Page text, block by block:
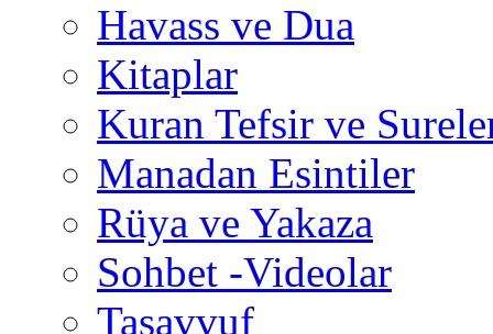
Havass ve Dua
Kitaplar
Kuran Tefsir ve
Manadan Esintiler
Rüya ve Yakaza
Sohbet -Videolar
Tasavvuf